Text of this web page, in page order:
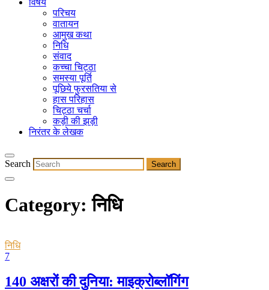
विषय
परिचय
वातायन
आमुख कथा
निधि
संवाद
कच्चा चिट्ठा
समस्या पूर्ति
पूछिये फुरसतिया से
हास परिहास
चिट्ठा चर्चा
कड़ी की झड़ी
निरंतर के लेखक
Search
Category:निधि
निधि
7
140 अक्षरों की दुनिया: माइक्रोब्लॉगिंग